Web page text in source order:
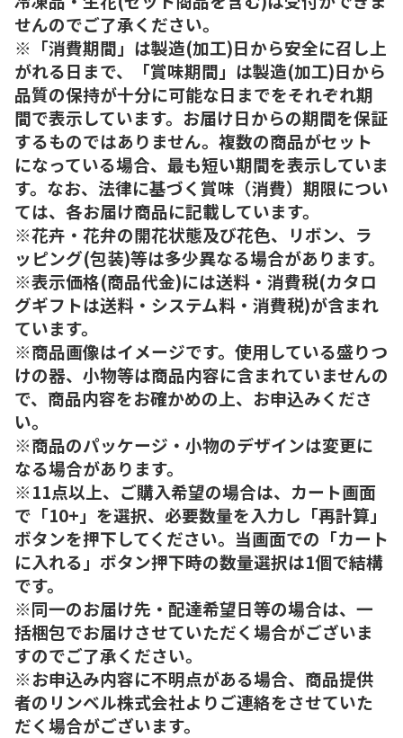
せんのでご了承ください。
※「消費期間」は製造(加工)日から安全に召し上
がれる日まで、「賞味期間」は製造(加工)日から
品質の保持が十分に可能な日までをそれぞれ期
間で表示しています。お届け日からの期間を保証
するものではありません。複数の商品がセット
になっている場合、最も短い期間を表示していま
す。なお、法律に基づく賞味（消費）期限につい
ては、各お届け商品に記載しています。
※花卉・花弁の開花状態及び花色、リボン、ラ
ッピング(包装)等は多少異なる場合があります。
※表示価格(商品代金)には送料・消費税(カタロ
グギフトは送料・システム料・消費税)が含まれ
ています。
※商品画像はイメージです。使用している盛りつ
けの器、小物等は商品内容に含まれていませんの
で、商品内容をお確かめの上、お申込みくださ
い。
※商品のパッケージ・小物のデザインは変更に
なる場合があります。
※11点以上、ご購入希望の場合は、カート画面
で「10+」を選択、必要数量を入力し「再計算」
ボタンを押下してください。当画面での「カート
に入れる」ボタン押下時の数量選択は1個で結構
です。
※同一のお届け先・配達希望日等の場合は、一
括梱包でお届けさせていただく場合がございま
すのでご了承ください。
※お申込み内容に不明点がある場合、商品提供
者のリンベル株式会社よりご連絡をさせていた
だく場合がございます。